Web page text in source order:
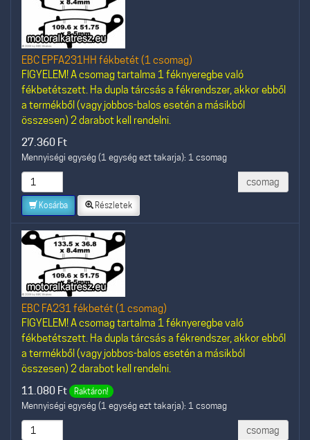
EBC EPFA231HH fékbetét (1 csomag)
FIGYELEM! A csomag tartalma 1 féknyeregbe való
fékbetétszett. Ha dupla tárcsás a fékrendszer, akkor ebből
a termékből (vagy jobbos-balos esetén a másikból
összesen) 2 darabot kell rendelni.
27.360 Ft
Mennyiségi egység (1 egység ezt takarja): 1 csomag
csomag
Kosárba Részletek
EBC FA231 fékbetét (1 csomag)
FIGYELEM! A csomag tartalma 1 féknyeregbe való
fékbetétszett. Ha dupla tárcsás a fékrendszer, akkor ebből
a termékből (vagy jobbos-balos esetén a másikból
összesen) 2 darabot kell rendelni.
11.080 Ft Raktáron!
Mennyiségi egység (1 egység ezt takarja): 1 csomag
csomag